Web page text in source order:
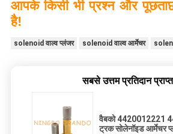
आपके किसी भी प्रश्न और
है!
solenoid वाल्व प्लंजर solenoid वाल्व आर्मेचर
सबसे उत्तम प्रतिदान
वैबको 4420012221
ट्रक सोलेनॉइड आर्मेचर